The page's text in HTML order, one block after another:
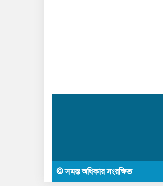
© সমস্ত অধিকার সংরক্ষিত